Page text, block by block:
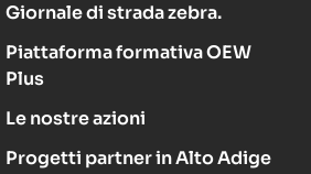
Giornale di strada zebra.
Piattaforma formativa OEW
Plus
Le nostre azioni
Progetti partner in Alto Adige